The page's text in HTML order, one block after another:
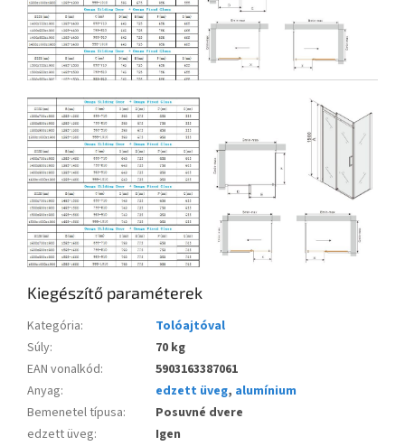
Kiegészítő paraméterek
Kategória:
Tolóajtóval
Súly:
70 kg
EAN vonalkód:
5903163387061
Anyag: edzett üveg, alumínium
Bemenetel típusa:
Posuvné dvere
edzett üveg:
Igen